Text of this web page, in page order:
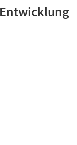
Entwicklung